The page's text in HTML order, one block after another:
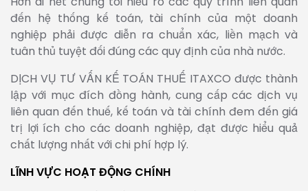
đến hệ thống kế toán, tài chính của một doanh
nghiệp phải được diễn ra chuẩn xác, liền mạch và
tuân thủ tuyệt đối đúng các quy định của nhà nước.
DỊCH VỤ TƯ VẤN KẾ TOÁN THUẾ ITAXCO được thành
lập với mục đích đồng hành, cung cấp các dịch vụ
liên quan đến thuế, kế toán và tài chính đem đến giá
trị lợi ích cho các doanh nghiệp, đạt được hiểu quả
chất lượng nhất với chi phí hợp lý.
LĨNH VỰC HOẠT ĐỘNG CHÍNH